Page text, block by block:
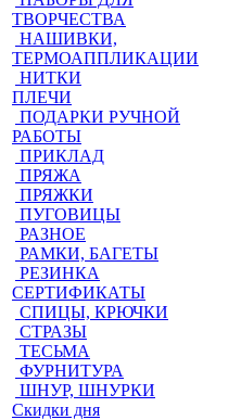
ТВОРЧЕСТВА
НАШИВКИ,
ТЕРМОАППЛИКАЦИИ
НИТКИ
ПЛЕЧИ
ПОДАРКИ РУЧНОЙ
РАБОТЫ
ПРИКЛАД
ПРЯЖА
ПРЯЖКИ
ПУГОВИЦЫ
РАЗНОЕ
РАМКИ, БАГЕТЫ
РЕЗИНКА
СЕРТИФИКАТЫ
СПИЦЫ, КРЮЧКИ
СТРАЗЫ
ТЕСЬМА
ФУРНИТУРА
ШНУР, ШНУРКИ
Скидки дня